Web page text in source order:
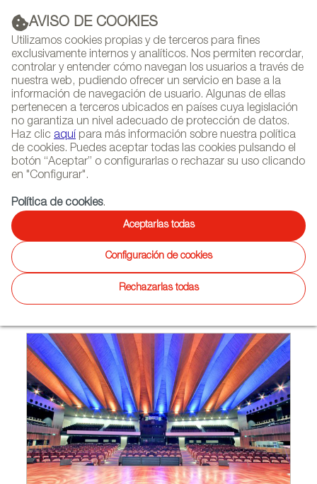
AVISO DE COOKIES
Utilizamos cookies propias y de terceros para fines
exclusivamente internos y analíticos. Nos permiten recordar,
controlar y entender cómo navegan los usuarios a través de
nuestra web, pudiendo ofrecer un servicio en base a la
información de navegación de usuario. Algunas de ellas
pertenecen a terceros ubicados en países cuya legislación
no garantiza un nivel adecuado de protección de datos.
Haz clic aquí para más información sobre nuestra política
de cookies. Puedes aceptar todas las cookies pulsando el
botón “Aceptar” o configurarlas o rechazar su uso clicando
en "Configurar".
Política de cookies.
Aceptarlas todas
Configuración de cookies
Rechazarlas todas
PUBLICIDAD
(+34) 913 497 100 |
NEWSLETTER
AGENDA
Los asientos de Figueras en la
sede de la UNESCO en París